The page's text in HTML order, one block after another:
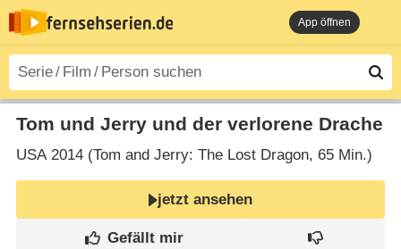
App öffnen
Tom und Jerry und der verlorene Drache
USA2014 (Tom and Jerry: The Lost Dragon‎, 65 Min.)
jetzt ansehen